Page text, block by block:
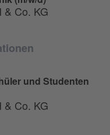
& Co. KG
und Studenten
& Co. KG